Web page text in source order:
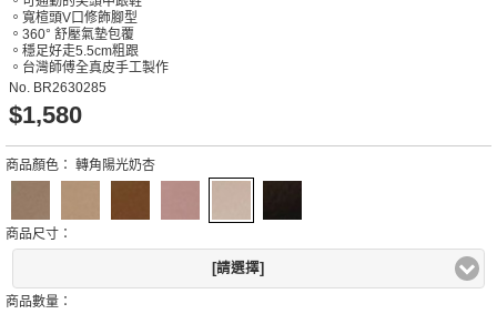
。寬楦頭V口修飾腳型
。360° 舒壓氣墊包覆
。穩足好走5.5cm粗跟
。台灣師傅全真皮手工製作
No. BR2630285
$1,580
商品顏色： 轉角陽光奶杏
商品尺寸：
[請選擇]
商品數量：